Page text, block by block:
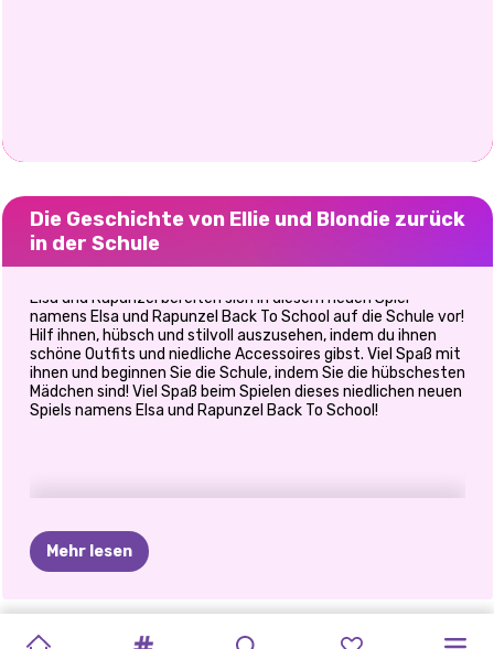
Die Geschichte von Ellie und Blondie zurück
in der Schule
Elsa und Rapunzel bereiten sich in diesem neuen Spiel
namens Elsa und Rapunzel Back To School auf die Schule vor!
Hilf ihnen, hübsch und stilvoll auszusehen, indem du ihnen
schöne Outfits und niedliche Accessoires gibst. Viel Spaß mit
ihnen und beginnen Sie die Schule, indem Sie die hübschesten
Mädchen sind! Viel Spaß beim Spielen dieses niedlichen neuen
Spiels namens Elsa und Rapunzel Back To School!
Mehr lesen
ELLIE
MANGA-
PRINZESSINNEN
PRINZESSIN SUPERHELD PRINZESSINNEN